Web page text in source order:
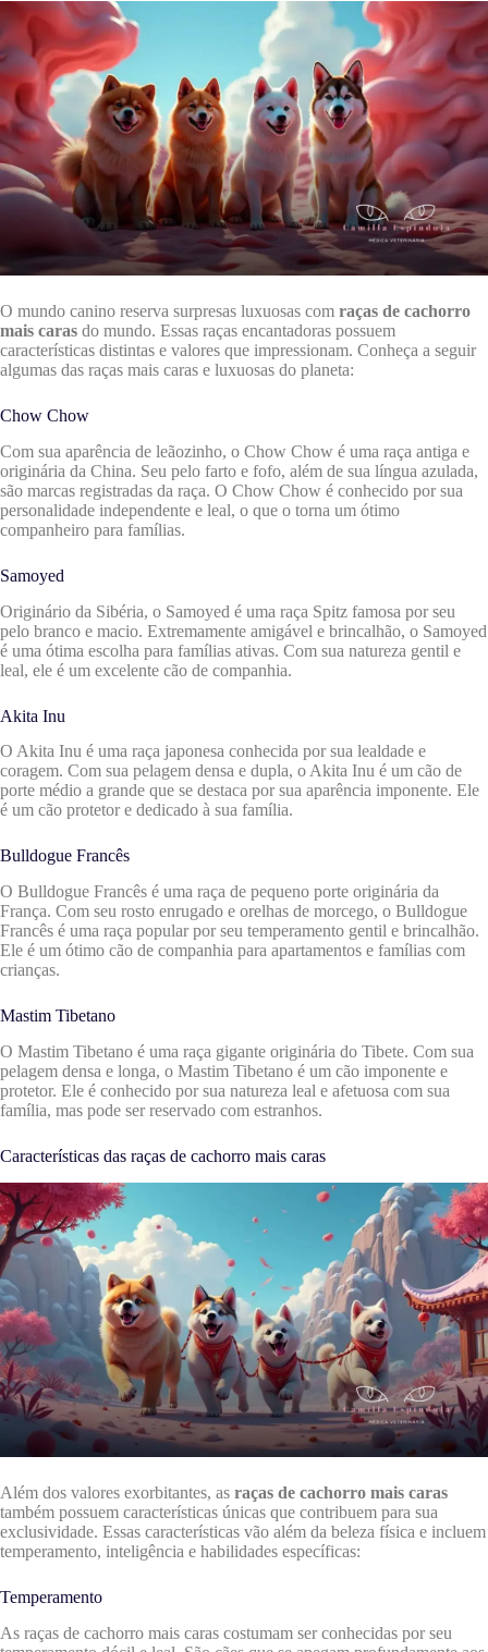
O mundo canino reserva surpresas luxuosas com raças de cachorro
mais caras do mundo. Essas raças encantadoras possuem
características distintas e valores que impressionam. Conheça a seguir
algumas das raças mais caras e luxuosas do planeta:
Chow Chow
Com sua aparência de leãozinho, o Chow Chow é uma raça antiga e
originária da China. Seu pelo farto e fofo, além de sua língua azulada,
são marcas registradas da raça. O Chow Chow é conhecido por sua
personalidade independente e leal, o que o torna um ótimo
companheiro para famílias.
Samoyed
Originário da Sibéria, o Samoyed é uma raça Spitz famosa por seu
pelo branco e macio. Extremamente amigável e brincalhão, o Samoyed
é uma ótima escolha para famílias ativas. Com sua natureza gentil e
leal, ele é um excelente cão de companhia.
Akita Inu
O Akita Inu é uma raça japonesa conhecida por sua lealdade e
coragem. Com sua pelagem densa e dupla, o Akita Inu é um cão de
porte médio a grande que se destaca por sua aparência imponente. Ele
é um cão protetor e dedicado à sua família.
Bulldogue Francês
O Bulldogue Francês é uma raça de pequeno porte originária da
França. Com seu rosto enrugado e orelhas de morcego, o Bulldogue
Francês é uma raça popular por seu temperamento gentil e brincalhão.
Ele é um ótimo cão de companhia para apartamentos e famílias com
crianças.
Mastim Tibetano
O Mastim Tibetano é uma raça gigante originária do Tibete. Com sua
pelagem densa e longa, o Mastim Tibetano é um cão imponente e
protetor. Ele é conhecido por sua natureza leal e afetuosa com sua
família, mas pode ser reservado com estranhos.
Características das raças de cachorro mais caras
Além dos valores exorbitantes, as raças de cachorro mais caras
também possuem características únicas que contribuem para sua
exclusividade. Essas características vão além da beleza física e incluem
temperamento, inteligência e habilidades específicas:
Temperamento
As raças de cachorro mais caras costumam ser conhecidas por seu